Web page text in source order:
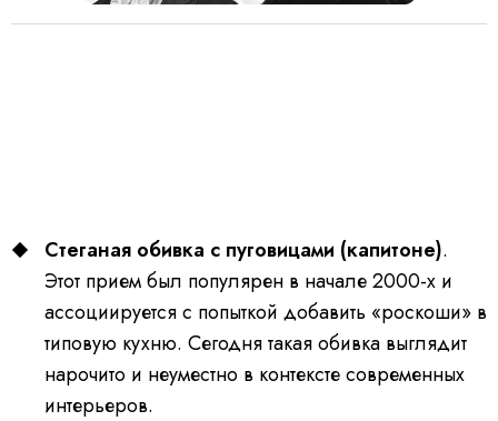
Стеганая обивка с пуговицами (капитоне).
Этот прием был популярен в начале 2000-х и
ассоциируется с попыткой добавить «роскоши» в
типовую кухню. Сегодня такая обивка выглядит
нарочито и неуместно в контексте современных
интерьеров.